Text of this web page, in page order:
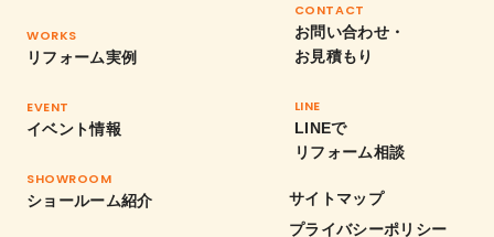
WORKS
リフォーム実例
EVENT
イベント情報
SHOWROOM
ショールーム紹介
CONTACT
お問い合わせ・
お見積もり
LINE
LINEで
リフォーム相談
サイトマップ
プライバシーポリシー